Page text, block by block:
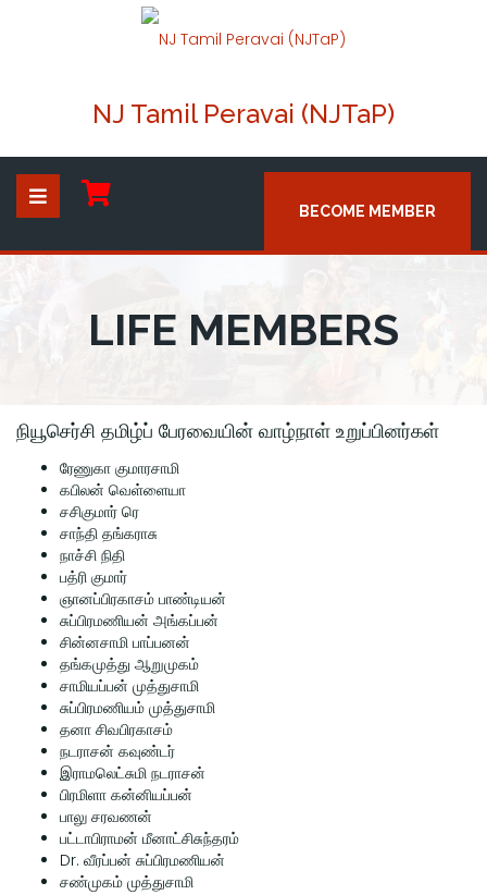
NJ Tamil Peravai (NJTaP)
BECOME MEMBER
LIFE MEMBERS
நியூசெர்சி தமிழ்ப் பேரவையின் வாழ்நாள் உறுப்பினர்கள்
ரேணுகா குமாரசாமி
கபிலன் வெள்ளையா
சசிகுமார் ரெ
சாந்தி தங்கராசு
நாச்சி நிதி
பத்ரி குமார்
ஞானப்பிரகாசம் பாண்டியன்
சுப்பிரமணியன் அங்கப்பன்
சின்னசாமி பாப்பனன்
தங்கமுத்து ஆறுமுகம்
சாமியப்பன் முத்துசாமி
சுப்பிரமணியம் முத்துசாமி
தனா சிவபிரகாசம்
நடராசன் கவுண்டர்
இராமலெட்சுமி நடராசன்
பிரமிளா கன்னியப்பன்
பாலு சரவணன்
பட்டாபிராமன் மீனாட்சிசுந்தரம்
Dr. வீரப்பன் சுப்பிரமணியன்
சண்முகம் முத்துசாமி